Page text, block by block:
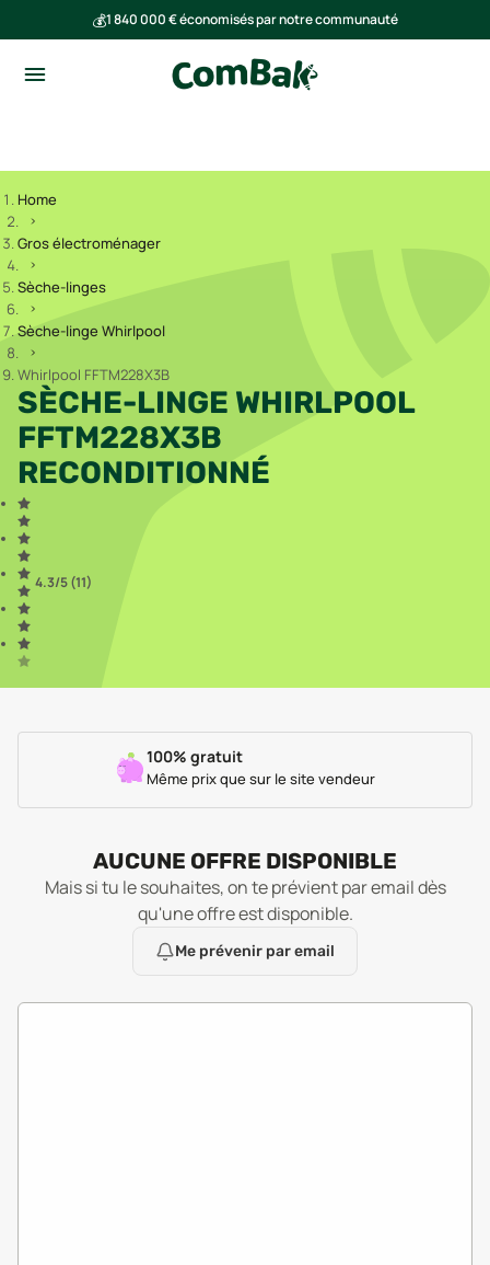
💰1 840 000 € économisés par notre communauté
Home
Gros électroménager
Sèche-linges
Sèche-linge Whirlpool
Whirlpool FFTM228X3B
SÈCHE-LINGE WHIRLPOOL
FFTM228X3B
RECONDITIONNÉ
4.3/5 (11)
100% gratuit
Même prix que sur le site vendeur
AUCUNE OFFRE DISPONIBLE
Mais si tu le souhaites, on te prévient par email dès
qu'une offre est disponible.
Me prévenir par email